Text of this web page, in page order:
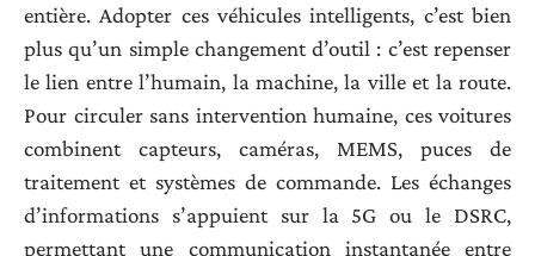
entière. Adopter ces véhicules intelligents, c’est bien
plus qu’un simple changement d’outil : c’est repenser
le lien entre l’humain, la machine, la ville et la route.
Pour circuler sans intervention humaine, ces voitures
combinent capteurs, caméras, MEMS, puces de
traitement et systèmes de commande. Les échanges
d’informations s’appuient sur la 5G ou le DSRC,
permettant une communication instantanée entre